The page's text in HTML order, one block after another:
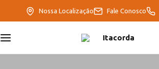
Nossa Localização Fale Conosco
DeltaFix